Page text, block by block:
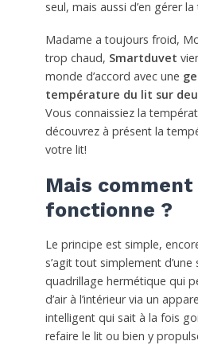
seul, mais aussi d’en gérer
Madame a toujours froid,
trop chaud, Smartduvet
monde d’accord avec une
température du lit sur
Vous connaissiez la
découvrez à présent la
votre lit!
Mais comment
fonctionne ?
Le principe est simple,
s’agit tout simplement
quadrillage hermétique qui
d’air à l’intérieur via un
intelligent qui sait à la fois
refaire le lit ou bien y